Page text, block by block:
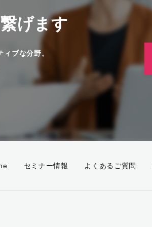
げます
ブな分野。
セミナー情報 よくあるご質問